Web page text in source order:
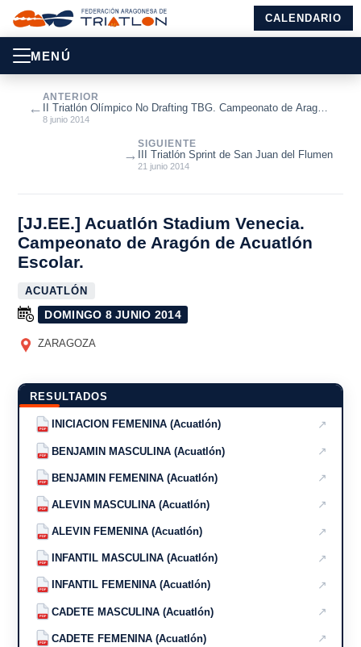
CALENDARIO
MENÚ
←
ANTERIOR
II Triatlón Olímpico No Drafting TBG. Campeonato de Aragón
de Triatlón Olímpico ...
8 junio 2014
SIGUIENTE
III Triatlón Sprint de San Juan del Flumen
21 junio 2014
→
[JJ.EE.] Acuatlón Stadium Venecia.
Campeonato de Aragón de Acuatlón
Escolar.
ACUATLÓN
DOMINGO 8 JUNIO 2014
ZARAGOZA
RESULTADOS
PDF INICIACION FEMENINA (Acuatlón) ↗
PDF BENJAMIN MASCULINA (Acuatlón) ↗
PDF BENJAMIN FEMENINA (Acuatlón) ↗
PDF ALEVIN MASCULINA (Acuatlón) ↗
PDF ALEVIN FEMENINA (Acuatlón) ↗
PDF INFANTIL MASCULINA (Acuatlón) ↗
PDF INFANTIL FEMENINA (Acuatlón) ↗
PDF CADETE MASCULINA (Acuatlón) ↗
PDF CADETE FEMENINA (Acuatlón) ↗